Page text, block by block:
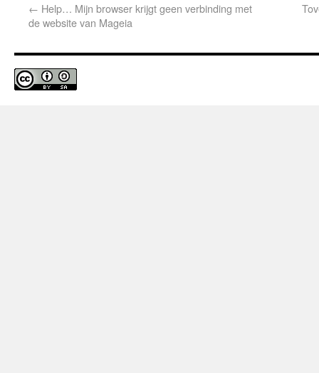
← Help… Mijn browser krijgt geen verbinding met
de website van Mageia